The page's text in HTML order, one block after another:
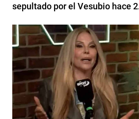
sepultado por el Vesubio hace